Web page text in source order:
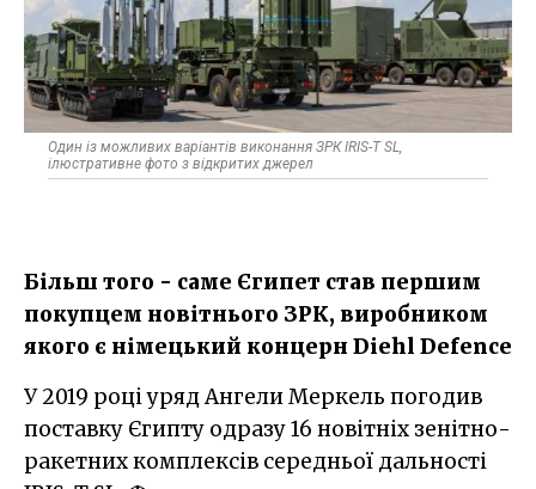
Один із можливих варіантів виконання ЗРК IRIS-T SL,
ілюстративне фото з відкритих джерел
Більш того - саме Єгипет став першим
покупцем новітнього ЗРК, виробником
якого є німецький концерн Diehl Defence
У 2019 році уряд Ангели Меркель погодив
поставку Єгипту одразу 16 новітніх зенітно-
ракетних комплексів середньої дальності